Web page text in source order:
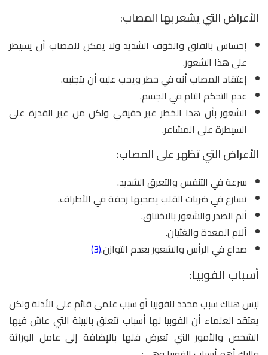
الأعراض التي يشعر بها المصاب:
إحساس بالقلق والخوف الشديد ولا يمكن للمصاب أن يسيطر
على هذا الشعور.
إعتقاد المصاب أنه في خطر ويجب عليه أن يتجنبه.
عدم التحكم التام في الجسم.
الشعور بأن هذا الخطر غير حقيقي ولكن من غير القدرة على
السيطرة على المشاعر.
الأعراض التي تظهر على المصاب:
سرعة في التنفس والتعرق الشديد.
تسارع في ضربات القلب يصحبها رجفة في الأطراف.
ألم الصدر والشعور بالاختناق.
آلام المعدة والغثيان.
صداع في الرأس والشعور بعدم التوازن.(3)
أسباب الفوبيا:
ليس هناك سبب محدد للفوبيا أو سبب علمي قائم على الأدلة ولكن
يعتقد العلماء أن الفوبيا لها أسباب تتعلق بالبيئة التي عاش فيها
الشخص والأمور التي تعرض فلها بالإضافة إلى عامل الوراثة